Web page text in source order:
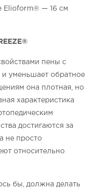
Elioform® — 16 см
®
пены с
уменьшает обратное
она плотная, но
характеристика
достигаются за
не просто
относительно
бы, должна делать